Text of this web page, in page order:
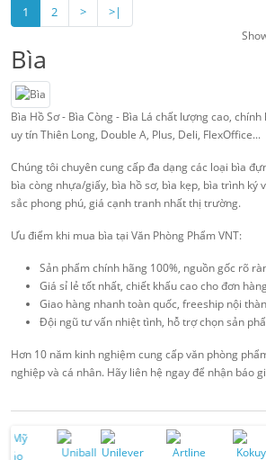
1 2 > >|
Bìa
Bìa Hồ Sơ - Bìa Còng - Bìa Lá chất lượng cao,
uy tín Thiên Long, Double A, Plus, Deli, FlexOffice...
Chúng tôi chuyên cung cấp đa dạng các loại bìa
bìa còng nhựa/giấy, bìa hồ sơ, bìa kẹp, bìa trình ký
sắc phong phú, giá cạnh tranh nhất thị trường.
Ưu điểm khi mua bìa tại Văn Phòng Phẩm VNT:
Sản phẩm chính hãng 100%, nguồn gốc rõ
Giá sỉ lẻ tốt nhất, chiết khấu cao cho đơn
Giao hàng nhanh toàn quốc, freeship nội
Đội ngũ tư vấn nhiệt tình, hỗ trợ chọn sản
Hơn 10 năm kinh nghiệm cung cấp văn phòng
nghiệp và cá nhân. Hãy liên hệ ngay để nhận báo